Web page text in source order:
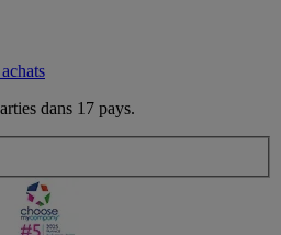
dans 17 pays.